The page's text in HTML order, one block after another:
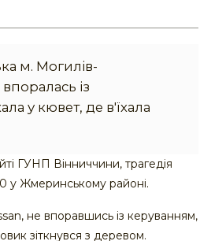
м. Могилів-
із
у кювет, де в'їхала
ГУНП Вінниччини, трагедія
у Жмеринському районі.
не впоравшись із керуванням,
зіткнувся з деревом.